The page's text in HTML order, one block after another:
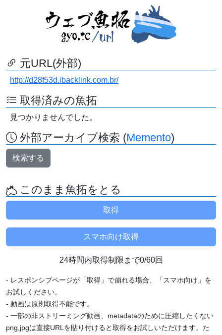
元URL(外部)
http://d28f53d.ibacklink.com.br/
取得済みの魚拓
見つかりませんでした。
外部アーカイブ検索 (Memento)
検索する
このまま魚拓をとる
24時間内取得制限まで0/60回
- レスポンシブページが「取得」で崩れる場合、「スマホ向け」を
お試しください。
- 動画は原則取得不能です。
- 一部の非ストリーミング動画、metadataのために圧縮したくない
png,jpgは直接URLを貼り付けると取得をお試しいただけます。た